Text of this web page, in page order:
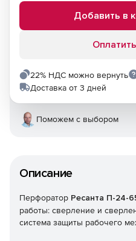
Описание
Перфоратор Ресанта П-24-
работы: сверление и
система защиты рабочего
Добавить в
22% НДС можно вернуть
Доставка от 3 дней
Поможем с выбором